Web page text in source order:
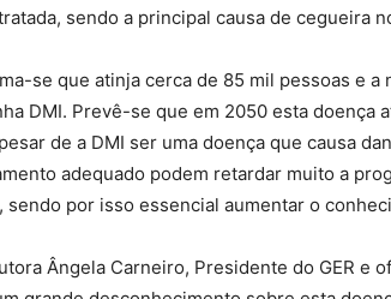
sendo a principal causa de cegueira
se que atinja cerca de 85 mil pessoas e
DMI. Prevê-se que em 2050 esta doença
de a DMI ser uma doença que causa
adequado podem retardar muito a
sendo por isso essencial aumentar o
Ângela Carneiro, Presidente do GER e